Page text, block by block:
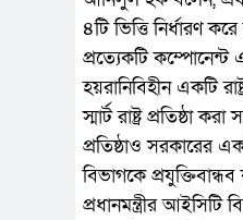
৪টি ভিত্তি নির্ধারণ
প্রত্যেকটি কম্পোনেন্ট
হয়রানিবিহীন একটি
স্মার্ট রাষ্ট্র প্রতিষ্ঠা
প্রতিষ্ঠাও সরকারের
বিভাগকে
প্রধানমন্ত্রীর আইসিটি